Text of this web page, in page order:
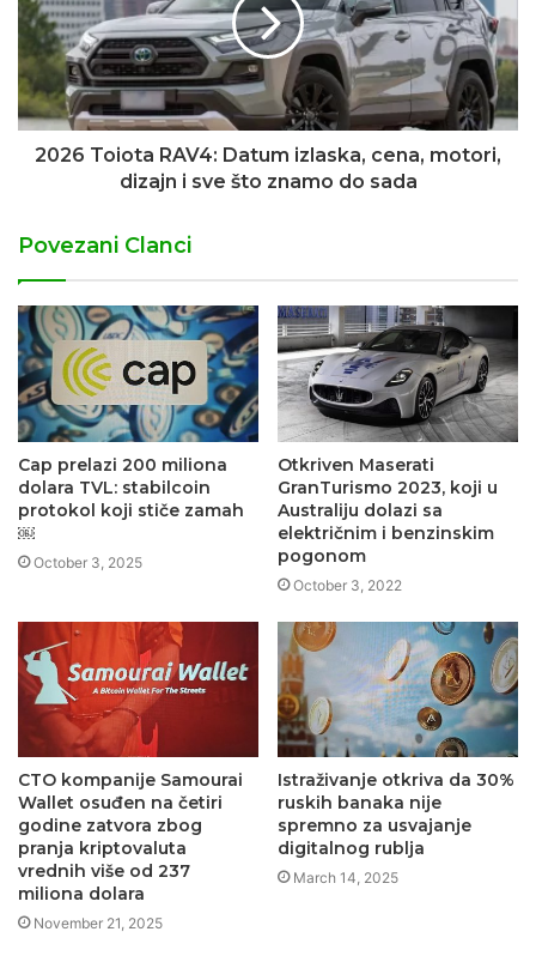
2026 Toiota RAV4: Datum izlaska, cena, motori,
dizajn i sve što znamo do sada
Povezani Clanci
Cap prelazi 200 miliona
dolara TVL: stabilcoin
protokol koji stiče zamah
￼
October 3, 2025
Otkriven Maserati
GranTurismo 2023, koji u
Australiju dolazi sa
električnim i benzinskim
pogonom
October 3, 2022
CTO kompanije Samourai
Wallet osuđen na četiri
godine zatvora zbog
pranja kriptovaluta
vrednih više od 237
miliona dolara
November 21, 2025
Istraživanje otkriva da 30%
ruskih banaka nije
spremno za usvajanje
digitalnog rublja
March 14, 2025